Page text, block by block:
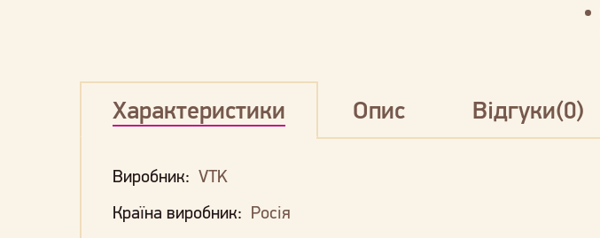
Характеристики Опис Відгуки(0)
Виробник: VTK
Країна виробник: Росія